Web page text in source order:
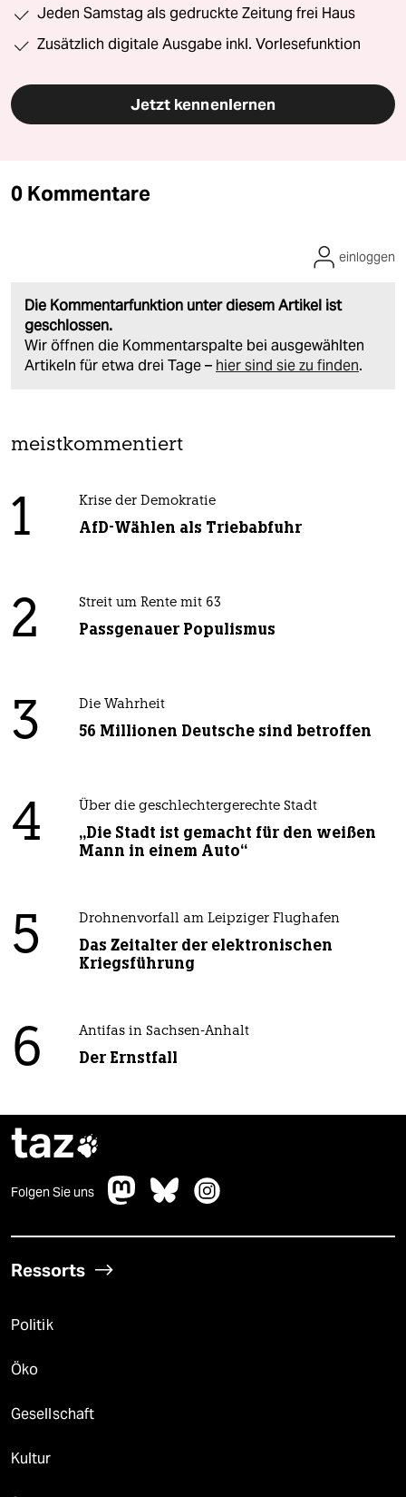
Jeden Samstag als gedruckte Zeitung frei Haus
Zusätzlich digitale Ausgabe inkl. Vorlesefunktion
Jetzt kennenlernen
0 Kommentare
Die Kommentarfunktion unter diesem Artikel ist
geschlossen.
Wir öffnen die Kommentarspalte bei ausgewählten
Artikeln für etwa drei Tage – hier sind sie zu finden.
einloggen
meistkommentiert
1 Krise der Demokratie
AfD-Wählen als Triebabfuhr
2 Streit um Rente mit 63
Passgenauer Populismus
3 Die Wahrheit
56 Millionen Deutsche sind betroffen
4 Über die geschlechtergerechte Stadt
„Die Stadt ist gemacht für den weißen
Mann in einem Auto“
5 Drohnenvorfall am Leipziger Flughafen
Das Zeitalter der elektronischen
Kriegsführung
6 Antifas in Sachsen-Anhalt
Der Ernstfall
taz
Folgen Sie uns
Ressorts
Politik
Öko
Gesellschaft
Kultur